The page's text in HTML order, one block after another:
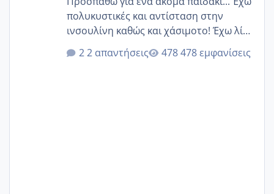
πολυκυστικές και αντίσταση στην
ινσουλίνη καθώς και χάσιμοτο! Έχω λίγα
κιλά παραπάνω και όσο κ αν προσπαθώ
δεν χάνω εύκολα! Προσπαθώ για ακόμη
2 απαντήσεις 478 εμφανίσεις